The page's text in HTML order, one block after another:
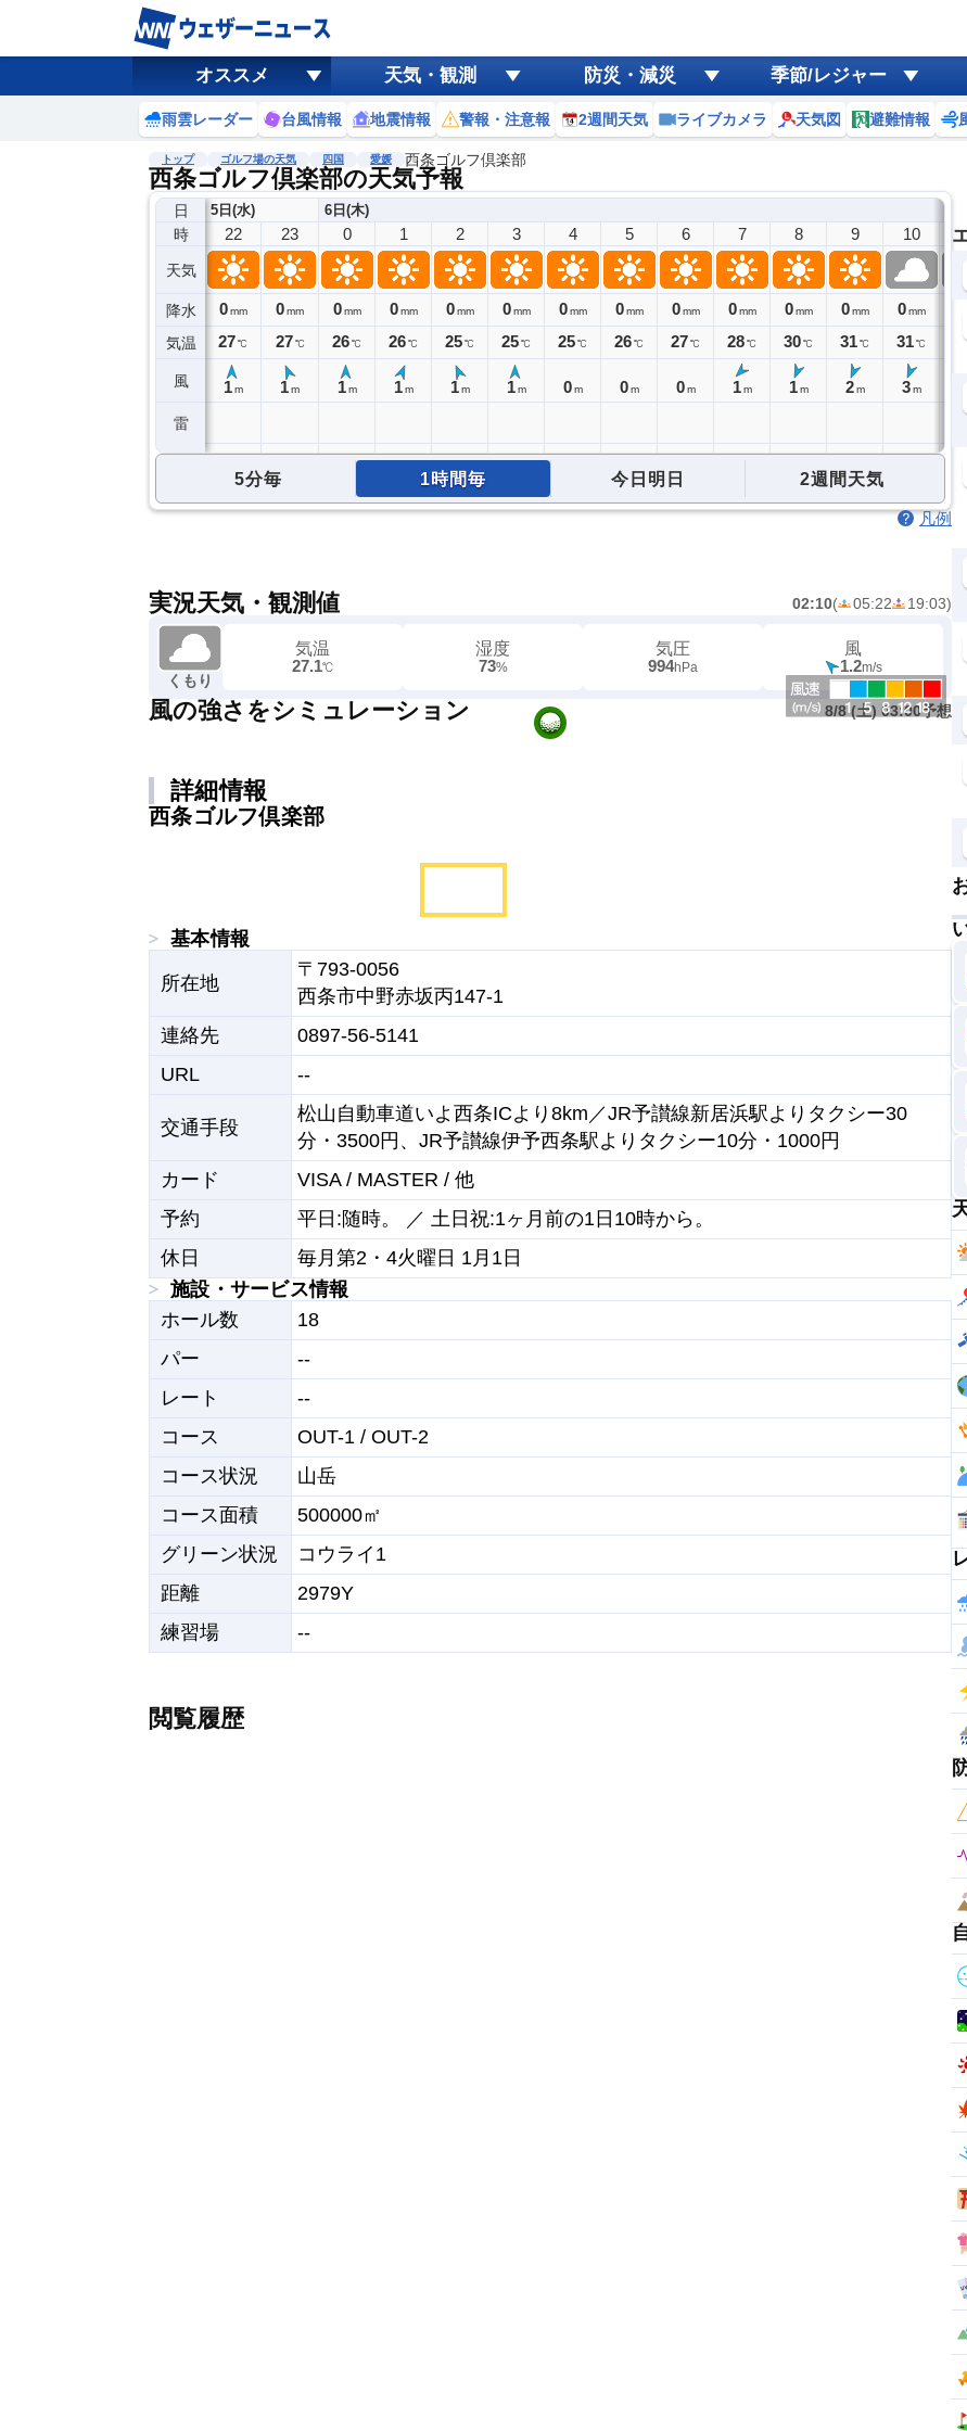
オススメ 天気・観測 防災・減災 季節/レジャー
雨雲レーダー 台風情報 地震情報 警報・注意報 2週間天気 ライブカメラ 天気図 避難情報
トップ ゴルフ場の天気 四国 愛媛 西条ゴルフ倶楽部
西条ゴルフ倶楽部の天気予報
日
時
天気
降水
気温
風
雷
5日(水)
22
0 mm
27℃
1 m
23
0mm
27 ℃
1m
6日(木)
0
0 mm
26℃
1 m
1
0 mm
26℃
1 m
2
0 mm
25℃
1 m
3
0 mm
25℃
1 m
4
0 mm
25℃
0 m
5
0 mm
26℃
0 m
6
0 mm
27℃
0 m
7
0 mm
28℃
1 m
8
0 mm
30℃
1 m
9
0 mm
31℃
2 m
10
0 mm
31℃
3 m
5分毎 1時間毎 今日明日 2週間天気
凡例
実況天気・観測値 02:10( 05:22 19:03)
くもり
気温
27.1℃
湿度
73%
気圧
994hPa
風
1.2m/s
風の強さをシミュレーション 8/8 (土) 03:00予想
詳細情報
西条ゴルフ倶楽部
基本情報
所在地
〒793-0056
西条市中野赤坂丙147-1
連絡先
0897-56-5141
URL
--
交通手段
松山自動車道いよ西条ICより8km／JR予讃線新居浜駅よりタクシー30
分・3500円、JR予讃線伊予西条駅よりタクシー10分・1000円
カード
VISA / MASTER / 他
予約
平日:随時。 ／ 土日祝:1ヶ月前の1日10時から。
休日
毎月第2・4火曜日 1月1日
施設・サービス情報
ホール数
18
パー
--
レート
--
コース
OUT-1 / OUT-2
コース状況
山岳
コース面積
500000㎡
グリーン状況
コウライ1
距離
2979Y
練習場
--
閲覧履歴